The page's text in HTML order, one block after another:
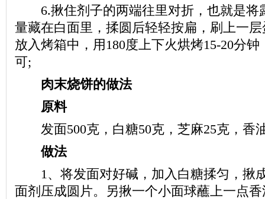
6.揪住剂子的两端往里对折，也就是将
量藏在白面里，揉圆后轻轻按扁，刷上一
放入烤箱中，用180度上下火烘烤15-20分
可;
肉末烧饼的做法
原料
发面500克，白糖50克，芝麻25克，香
做法
1、将发面对好碱，加入白糖揉匀，揪
面剂压成圆片。另揪一个小面球蘸上一点